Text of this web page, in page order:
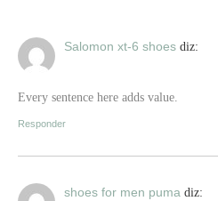
Salomon xt-6 shoes diz:
Every sentence here adds value.
Responder
shoes for men puma diz: